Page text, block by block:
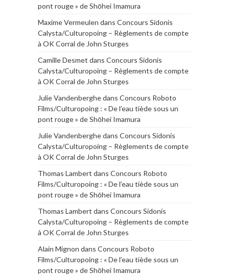
pont rouge » de Shōhei Imamura
Maxime Vermeulen dans Concours Sidonis
Calysta/Culturopoing – Règlements de compte
à OK Corral de John Sturges
Camille Desmet dans Concours Sidonis
Calysta/Culturopoing – Règlements de compte
à OK Corral de John Sturges
Julie Vandenberghedans Concours Roboto
Films/Culturopoing : « De l’eau tiède sous un
pont rouge » de Shōhei Imamura
Julie Vandenberghedans Concours Sidonis
Calysta/Culturopoing – Règlements de compte
à OK Corral de John Sturges
Thomas Lambert dans Concours Roboto
Films/Culturopoing : « De l’eau tiède sous un
pont rouge » de Shōhei Imamura
Thomas Lambert dans Concours Sidonis
Calysta/Culturopoing – Règlements de compte
à OK Corral de John Sturges
Alain Mignon dans Concours Roboto
Films/Culturopoing : « De l’eau tiède sous un
pont rouge » de Shōhei Imamura